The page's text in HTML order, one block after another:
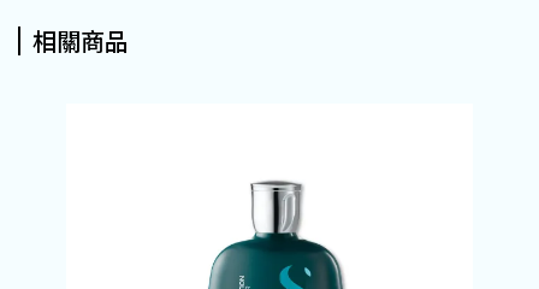
相關商品